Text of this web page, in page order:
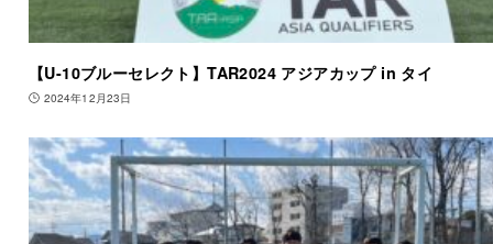
【U-10ブルーセレクト】TAR2024 アジアカップ in タイ
2024年12月23日